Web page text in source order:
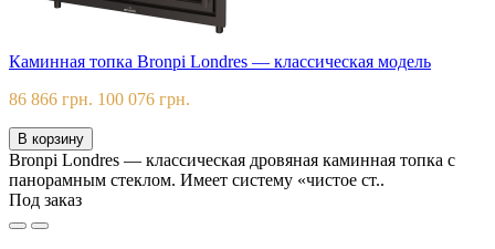
Каминная топка Bronpi Londres — классическая модель
86 866 грн. 100 076 грн.
В корзину
Bronpi Londres — классическая дровяная каминная топка с
панорамным стеклом. Имеет систему «чистое ст..
Под заказ